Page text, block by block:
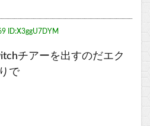
ID:X3ggU7DYM
チアーを出すのだエク
で